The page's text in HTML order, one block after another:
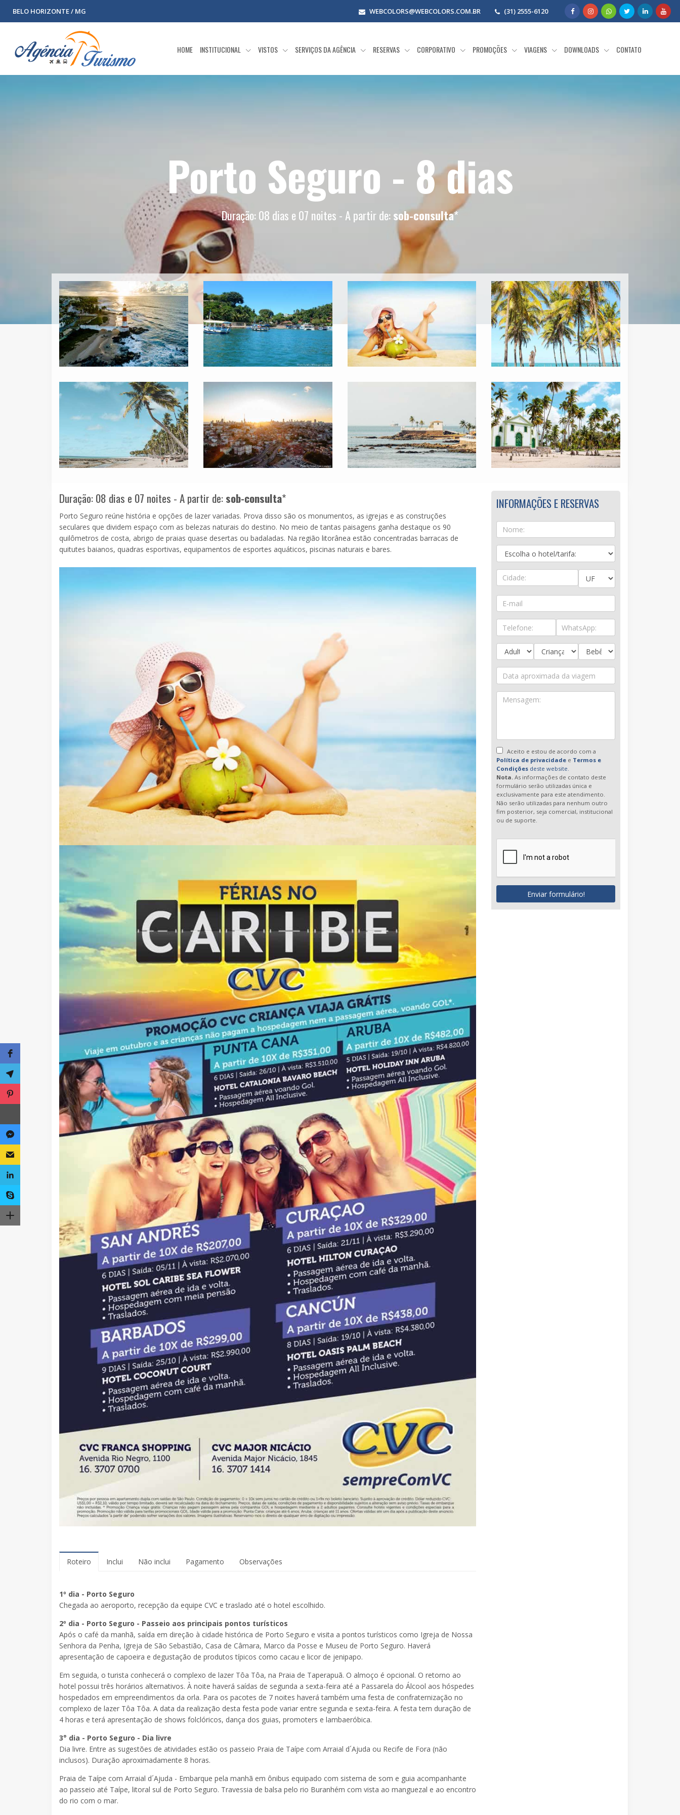
BELO HORIZONTE / MG WEBCOLORS@WEBCOLORS.COM.BR (31) 2555-6120
HOME INSTITUCIONAL VISTOS SERVIÇOS DA AGÊNCIA RESERVAS CORPORATIVO PROMOÇÕES VIAGENS DOWNLOADS CONTATO
Porto Seguro - 8 dias
Duração: 08 dias e 07 noites - A partir de:sob-consulta*
Duração: 08 dias e 07 noites - A partir de:sob-consulta*
Porto Seguro reúne história e opções de lazer variadas. Prova disso são os monumentos, as igrejas e as construções
seculares que dividem espaço com as belezas naturais do destino. No meio de tantas paisagens ganha destaque os 90
quilômetros de costa, abrigo de praias quase desertas ou badaladas. Na região litorânea estão concentradas barracas de
quitutes baianos, quadras esportivas, equipamentos de esportes aquáticos, piscinas naturais e bares.
Roteiro Inclui Não inclui Pagamento Observações
1º dia - Porto Seguro
Chegada ao aeroporto, recepção da equipe CVC e traslado até o hotel escolhido.
2º dia - Porto Seguro - Passeio aos principais pontos turísticos
Após o café da manhã, saída em direção à cidade histórica de Porto Seguro e visita a pontos turísticos como Igreja de Nossa
Senhora da Penha, Igreja de São Sebastião, Casa de Câmara, Marco da Posse e Museu de Porto Seguro. Haverá
apresentação de capoeira e degustação de produtos típicos como cacau e licor de jenipapo.
Em seguida, o turista conhecerá o complexo de lazer Tôa Tôa, na Praia de Taperapuã. O almoço é opcional. O retorno ao
hotel possui três horários alternativos. À noite haverá saídas de segunda a sexta-feira até a Passarela do Álcool aos hóspedes
hospedados em empreendimentos da orla. Para os pacotes de 7 noites haverá também uma festa de confraternização no
complexo de lazer Tôa Tôa. A data da realização desta festa pode variar entre segunda e sexta-feira. A festa tem duração de
4 horas e terá apresentação de shows folclóricos, dança dos guias, promoters e lambaeróbica.
3° dia - Porto Seguro - Dia livre
Dia livre. Entre as sugestões de atividades estão os passeio Praia de Taípe com Arraial d´Ajuda ou Recife de Fora (não
inclusos). Duração aproximadamente 8 horas.
Praia de Taípe com Arraial d´Ajuda - Embarque pela manhã em ônibus equipado com sistema de som e guia acompanhante
ao passeio até Taípe, litoral sul de Porto Seguro. Travessia de balsa pelo rio Buranhém com vista ao manguezal e ao encontro
do rio com o mar.
INFORMAÇÕES E RESERVAS
Aceito e estou de acordo com a
Política de privacidade e Termos e
Condições deste website.
Nota. As informações de contato deste
formulário serão utilizadas única e
exclusivamente para este atendimento.
Não serão utilizadas para nenhum outro
fim posterior, seja comercial, institucional
ou de suporte.
Enviar formulário!